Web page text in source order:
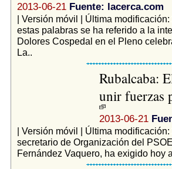
2013-06-21 Fuente: lacerca.com
| Versión móvil | Última
estas palabras se ha referido a la
Dolores Cospedal en el Pleno
La..
Rubalcaba:
unir fuerzas
2013-06-21
| Versión móvil | Última
secretario de Organización del
Fernández Vaquero, ha exigido hoy